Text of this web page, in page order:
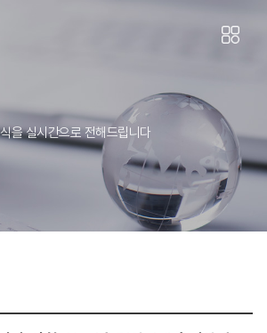
을 실시간으로 전해드립니다